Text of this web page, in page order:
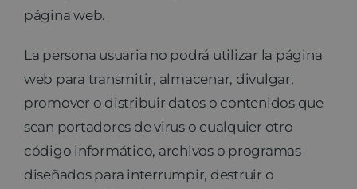
página web.
La persona usuaria no podrá utilizar la página
web para transmitir, almacenar, divulgar,
promover o distribuir datos o contenidos que
sean portadores de virus o cualquier otro
código informático, archivos o programas
diseñados para interrumpir, destruir o